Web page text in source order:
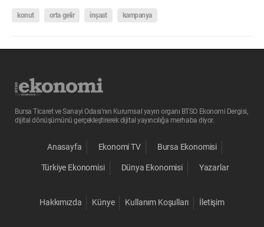
konut orta gelir inşaat kampanya
Bursa Ticaret ve Sanayi Odası’nın Kurumsal yayın organı BTSO Ekonomi Dergisi,
dijital dönüşümünü gerçekleştirerek dijital yayıncılığa merhaba diyor.
Anasayfa Ekonomi TV Bursa Ekonomisi
Türkiye Ekonomisi Dünya Ekonomisi Yazarlar
Hakkımızda Künye Kullanım Koşulları İletişim